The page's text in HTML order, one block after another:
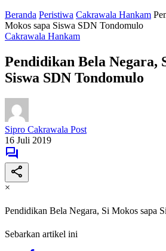
Beranda Peristiwa Cakrawala Hankam
Mokos sapa Siswa SDN Tondomulo
Cakrawala Hankam
Pendidikan Bela Negara,
Siswa SDN Tondomulo
Sipro Cakrawala Post
16 Juli 2019
×
Pendidikan Bela Negara, Si Mokos sapa
Sebarkan artikel ini